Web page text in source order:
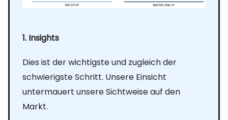
1. Insights
Dies ist der wichtigste und zugleich der
schwierigste Schritt. Unsere Einsicht
untermauert unsere Sichtweise auf den
Markt.